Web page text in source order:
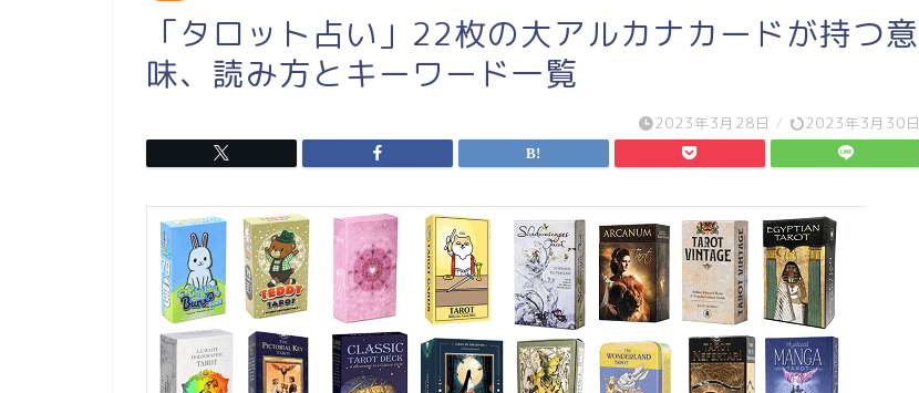
「タロット占い」22枚の大アルカナカードが持つ意
味、読み方とキーワード一覧
2023年3月28日 / 2023年3月30日